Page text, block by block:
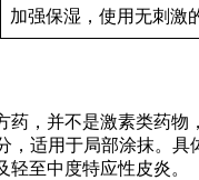
加强保湿，使用无刺激
药，并不是激素类药
，适用于局部涂抹。
至中度特应性皮炎。